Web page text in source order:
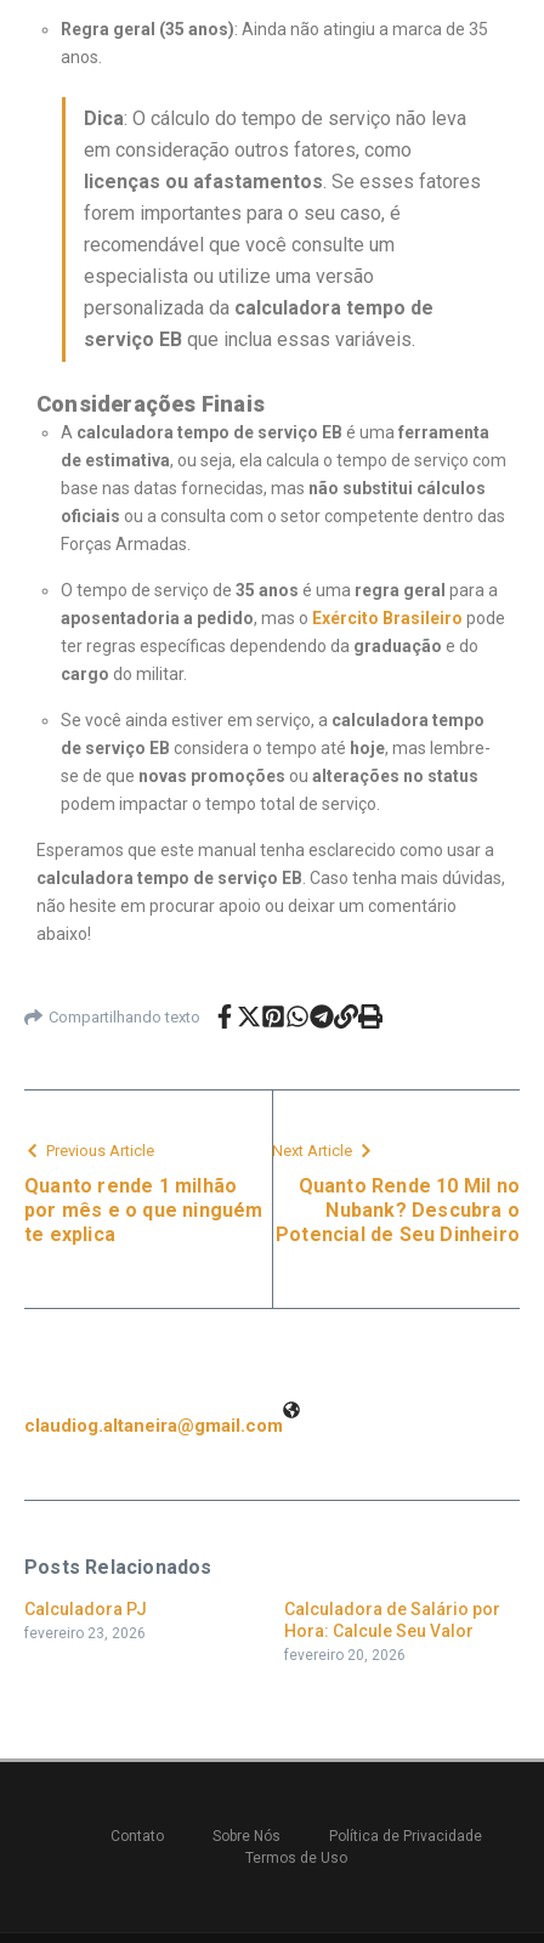
Regra geral (35 anos): Ainda não atingiu a marca de 35
anos.
Dica: O cálculo do tempo de serviço não leva
em consideração outros fatores, como
licenças ou afastamentos. Se esses fatores
forem importantes para o seu caso, é
recomendável que você consulte um
especialista ou utilize uma versão
personalizada da calculadora tempo de
serviço EB que inclua essas variáveis.
Considerações Finais
A calculadora tempo de serviço EB é uma ferramenta
de estimativa, ou seja, ela calcula o tempo de serviço com
base nas datas fornecidas, mas não substitui cálculos
oficiais ou a consulta com o setor competente dentro das
Forças Armadas.
O tempo de serviço de 35 anos é uma regra geral para a
aposentadoria a pedido, mas o Exército Brasileiro pode
ter regras específicas dependendo da graduação e do
cargo do militar.
Se você ainda estiver em serviço, a calculadora tempo
de serviço EB considera o tempo até hoje, mas lembre-
se de que novas promoções ou alterações no status
podem impactar o tempo total de serviço.
Esperamos que este manual tenha esclarecido como usar a
calculadora tempo de serviço EB . Caso tenha mais dúvidas,
não hesite em procurar apoio ou deixar um comentário
abaixo!
Compartilhando texto
Previous Article
Quanto rende 1 milhão
por mês e o que ninguém
te explica
Next Article
Quanto Rende 10 Mil no
Nubank? Descubra o
Potencial de Seu Dinheiro
claudiog.altaneira@gmail.com
Posts Relacionados
Calculadora PJ
fevereiro 23, 2026
Calculadora de Salário por
Hora: Calcule Seu Valor
fevereiro 20, 2026
Contato Sobre Nós
Política de Privacidade
Termos de Uso